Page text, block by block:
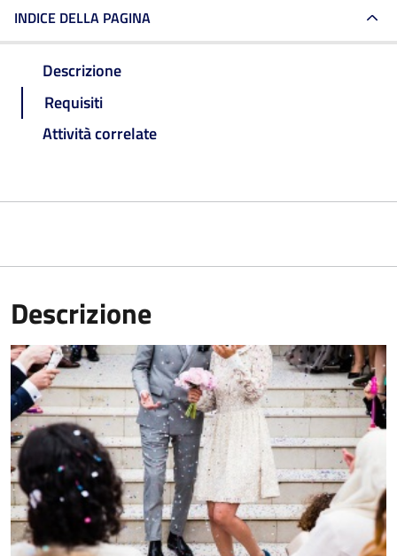
INDICE DELLA PAGINA
Descrizione
Requisiti
Attività correlate
Descrizione